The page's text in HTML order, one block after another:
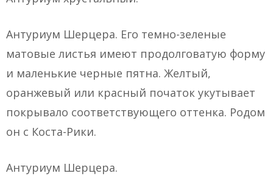
Антуриум Шерцера. Его темно-зеленые
матовые листья имеют продолговатую форму
и маленькие черные пятна. Желтый,
оранжевый или красный початок укутывает
покрывало соответствующего оттенка. Родом
он с Коста-Рики.
Антуриум Шерцера.